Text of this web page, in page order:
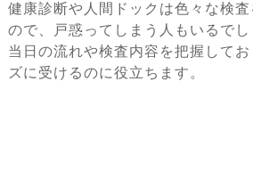
健康診断や人間ドックは色々な検
ので、戸惑ってしまう人もいるでし
当日の流れや検査内容を把握して
ズに受けるのに役立ちます。